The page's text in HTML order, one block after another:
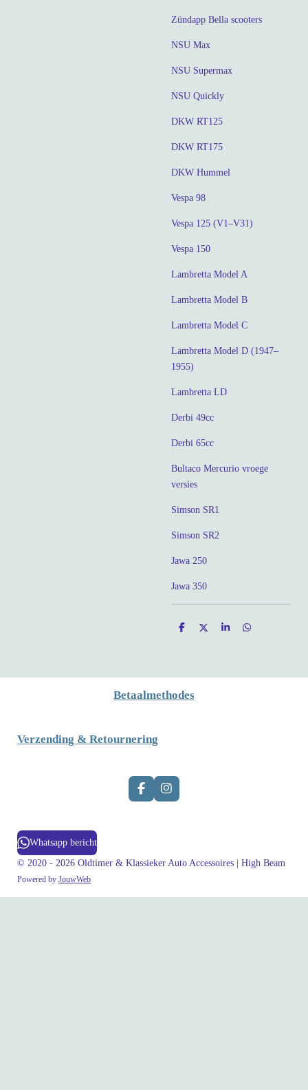
Zündapp Bella scooters
NSU Max
NSU Supermax
NSU Quickly
DKW RT125
DKW RT175
DKW Hummel
Vespa 98
Vespa 125 (V1–V31)
Vespa 150
Lambretta Model A
Lambretta Model B
Lambretta Model C
Lambretta Model D (1947–
1955)
Lambretta LD
Derbi 49cc
Derbi 65cc
Bultaco Mercurio vroege
versies
Simson SR1
Simson SR2
Jawa 250
Jawa 350
D
D
S
D
Betaalmethodes
Verzending & Retournering
F
a
k
I
n
a
Whatsapp bericht
© 2020 - 2026 Oldtimer & Klassieker Auto Accessoires | High Beam
Powered by JouwWeb